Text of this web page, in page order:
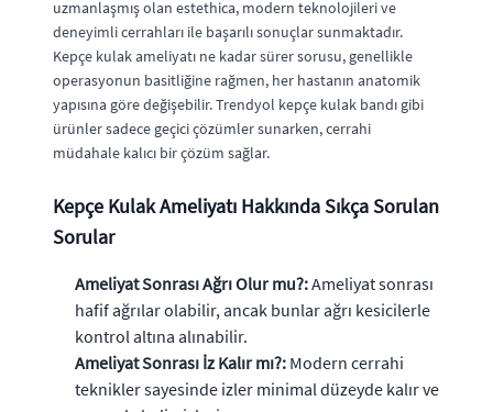
uzmanlaşmış olan estethica, modern teknolojileri ve
deneyimli cerrahları ile başarılı sonuçlar sunmaktadır.
Kepçe kulak ameliyatı ne kadar sürer sorusu, genellikle
operasyonun basitliğine rağmen, her hastanın anatomik
yapısına göre değişebilir. Trendyol kepçe kulak bandı gibi
ürünler sadece geçici çözümler sunarken, cerrahi
müdahale kalıcı bir çözüm sağlar.
Kepçe Kulak Ameliyatı Hakkında Sıkça Sorulan
Sorular
Ameliyat Sonrası Ağrı Olur mu?:Ameliyat sonrası
hafif ağrılar olabilir, ancak bunlar ağrı kesicilerle
kontrol altına alınabilir.
Ameliyat Sonrası İz Kalır mı?: Modern cerrahi
teknikler sayesinde izler minimal düzeyde kalır ve